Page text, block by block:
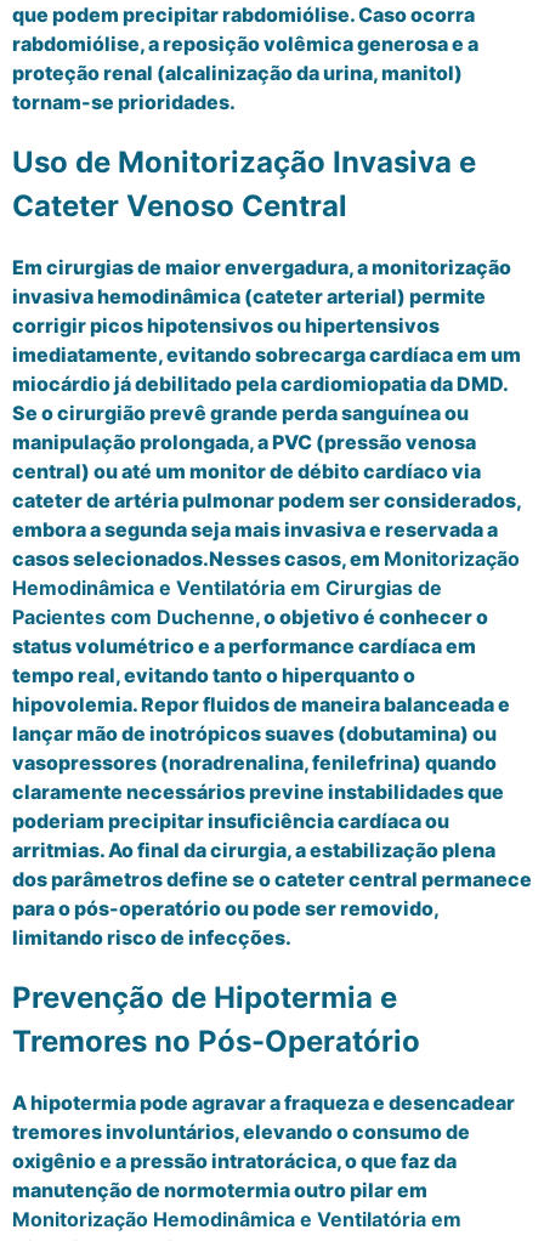
que podem precipitar rabdomiólise. Caso ocorra
rabdomiólise, a reposição volêmica generosa e a
proteção renal (alcalinização da urina, manitol)
tornam-se prioridades.
Uso de Monitorização Invasiva e
Cateter Venoso Central
Em cirurgias de maior envergadura, a monitorização
invasiva hemodinâmica (cateter arterial) permite
corrigir picos hipotensivos ou hipertensivos
imediatamente, evitando sobrecarga cardíaca em um
miocárdio já debilitado pela cardiomiopatia da DMD.
Se o cirurgião prevê grande perda sanguínea ou
manipulação prolongada, a PVC (pressão venosa
central) ou até um monitor de débito cardíaco via
cateter de artéria pulmonar podem ser considerados,
embora a segunda seja mais invasiva e reservada a
casos selecionados.Nesses casos, em Monitorização
Hemodinâmica e Ventilatória em Cirurgias de
Pacientes com Duchenne, o objetivo é conhecer o
status volumétrico e a performance cardíaca em
tempo real, evitando tanto o hiperquanto o
hipovolemia. Repor fluidos de maneira balanceada e
lançar mão de inotrópicos suaves (dobutamina) ou
vasopressores (noradrenalina, fenilefrina) quando
claramente necessários previne instabilidades que
poderiam precipitar insuficiência cardíaca ou
arritmias. Ao final da cirurgia, a estabilização plena
dos parâmetros define se o cateter central permanece
para o pós-operatório ou pode ser removido,
limitando risco de infecções.
Prevenção de Hipotermia e
Tremores no Pós-Operatório
A hipotermia pode agravar a fraqueza e desencadear
tremores involuntários, elevando o consumo de
oxigênio e a pressão intratorácica, o que faz da
manutenção de normotermia outro pilar em
Monitorização Hemodinâmica e Ventilatória em